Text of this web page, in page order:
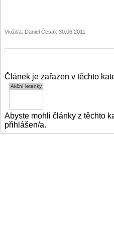
Vložil/a: Daniel Česák 30.06.2011
Článek je zařazen v těchto
Abyste mohli články z těchto
přihlášen/a.